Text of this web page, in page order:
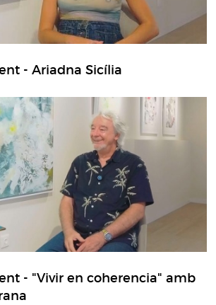
- Ariadna Sicília
- "Vivir en coherencia" amb